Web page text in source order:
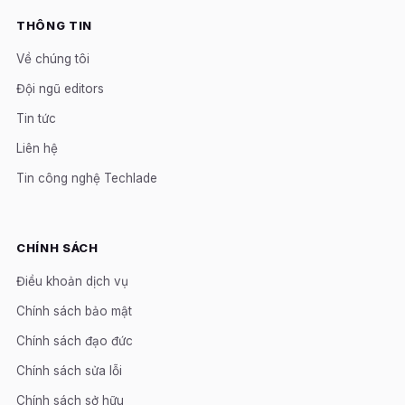
THÔNG TIN
Về chúng tôi
Đội ngũ editors
Tin tức
Liên hệ
Tin công nghệ Techlade
CHÍNH SÁCH
Điều khoản dịch vụ
Chính sách bảo mật
Chính sách đạo đức
Chính sách sửa lỗi
Chính sách sở hữu